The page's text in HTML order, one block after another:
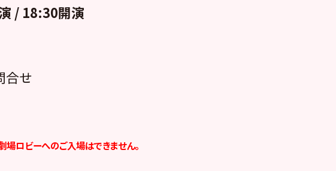
/ 18:30開演
合せ
ロビーへのご入場はできません。